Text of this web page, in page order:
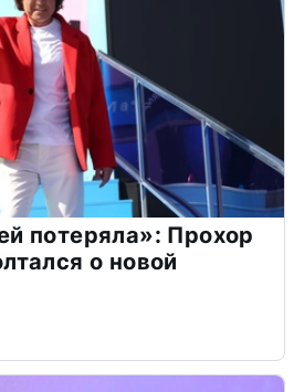
потеряла»: Прохор
о новой